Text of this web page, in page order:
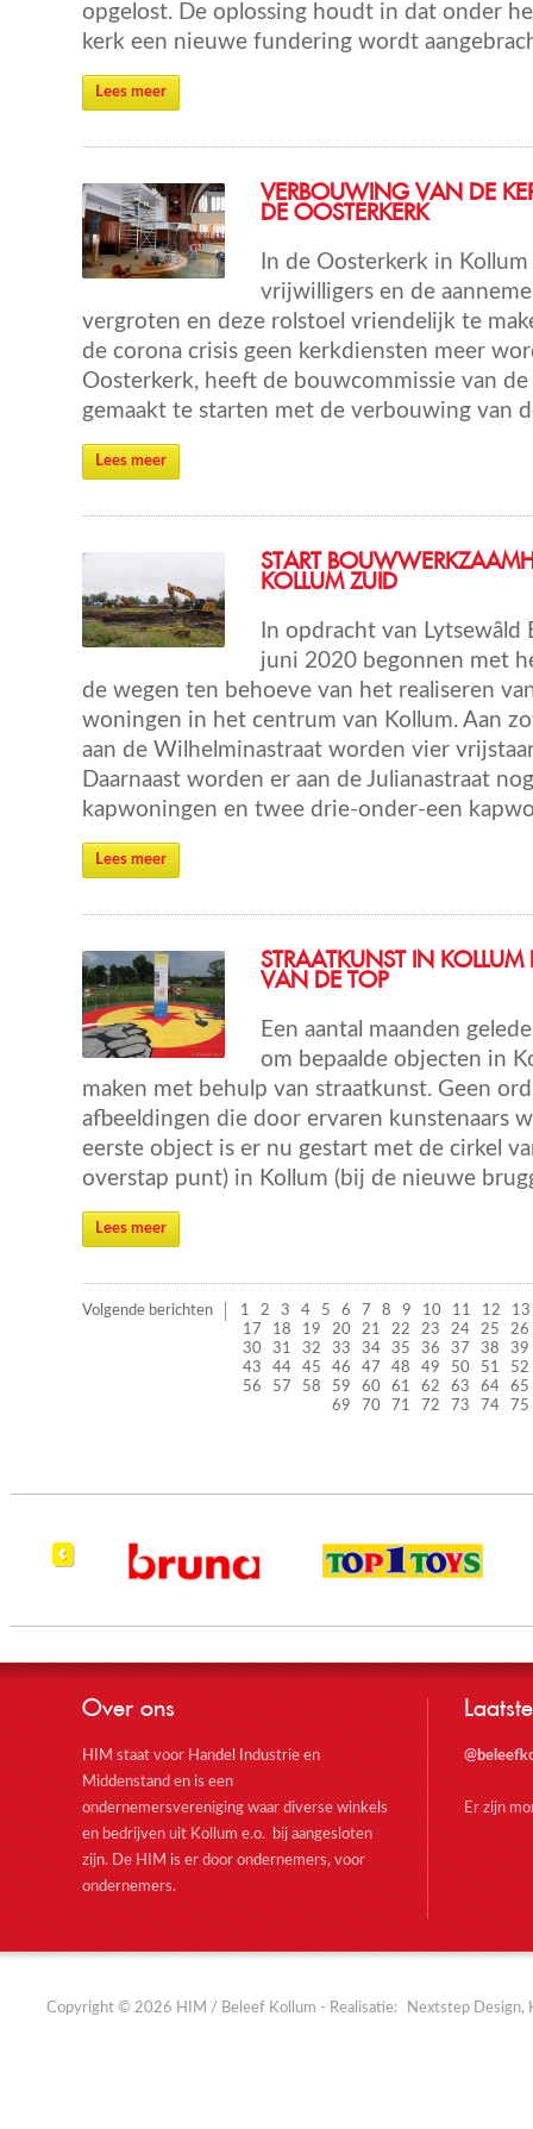
opgelost. De oplossing houdt in dat onder
kerk een nieuwe fundering wordt
Lees meer
VERBOUWING VAN DE
DE OOSTERKERK
In de Oosterkerk in
vrijwilligers en de
vergroten en deze rolstoel vriendelijk te
de corona crisis geen kerkdiensten meer
Oosterkerk, heeft de bouwcommissie van
gemaakt te starten met de verbouwing van
Lees meer
START
KOLLUM ZUID
In opdracht van Lytsewȃld
juni 2020 begonnen met
de wegen ten behoeve van het realiseren
woningen in het centrum van Kollum. Aan
aan de Wilhelminastraat worden vier
Daarnaast worden er aan de Julianastraat
kapwoningen en twee drie-onder-een
Lees meer
STRAATKUNST IN KOLLUM
VAN DE TOP
Een aantal maanden
om bepaalde objecten in
maken met behulp van straatkunst. Geen
afbeeldingen die door ervaren kunstenaars
eerste object is er nu gestart met de cirkel
overstap punt) in Kollum (bij de nieuwe
Lees meer
Volgende berichten 1 2 3 4 5 6 7 8 9 10 11 12
13
17
18 19 20 21 22 23 24 25
26
30
31 32 33 34 35 36 37 38
39
43
44 45 46 47 48 49 50 51
52
56
57 58 59 60 61 62 63 64
65
69
70 71 72 73 74 75
Over ons
HIM staat voor Handel Industrie en
Middenstand en is een
ondernemersvereniging waar diverse winkels
en bedrijven uit Kollum e.o. bij aangesloten
zijn. De HIM is er door ondernemers, voor
ondernemers.
Er zijn
Copyright © 2026 HIM / Beleef Kollum - Realisatie: Nextstep Design,